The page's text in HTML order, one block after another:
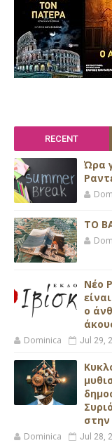
RECENT
Ώρα
ΤΟ
Νέο
ο
Dominica Jul 29,
Dominica Jul 28,